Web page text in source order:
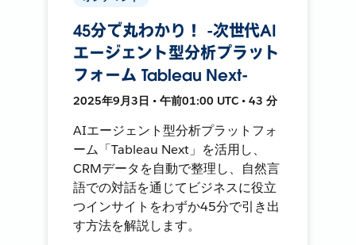
45分で丸わかり！ -次世代AI
エージェント型分析プラット
フォーム Tableau Next-
2025年9月3日 • 午前01:00 UTC • 43 分
AIエージェント型分析プラットフォ
ーム「Tableau Next」を活用し、
CRMデータを自動で整理し、自然言
語での対話を通じてビジネスに役立
つインサイトをわずか45分で引き出
す方法を解説します。